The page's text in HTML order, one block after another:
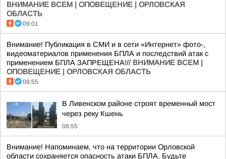
ВНИМАНИЕ ВСЕМ | ОПОВЕЩЕНИЕ | ОРЛОВСКАЯ
ОБЛАСТЬ
09:01
Внимание! Публикация в СМИ и в сети «Интернет» фото-,
видеоматериалов применения БПЛА и последствий атак с
применением БПЛА ЗАПРЕЩЕНА!// ВНИМАНИЕ ВСЕМ |
ОПОВЕЩЕНИЕ | ОРЛОВСКАЯ ОБЛАСТЬ
08:55
В Ливенском районе строят временный мост
через реку Кшень
08:55
Внимание! Напоминаем, что на территории Орловской
области сохраняется опасность атаки БПЛА. Будьте